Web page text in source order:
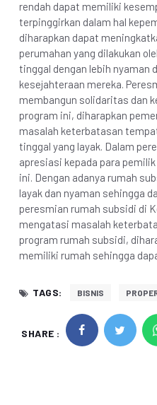
rendah dapat memiliki
terpinggirkan dalam hal
diharapkan dapat
perumahan yang dilakukan
tinggal dengan lebih nyaman
kesejahteraan mereka.
membangun solidaritas dan
program ini, diharapkan
masalah keterbatasan
tinggal yang layak. Dalam
apresiasi kepada para
ini. Dengan adanya rumah
layak dan nyaman sehingga
peresmian rumah subsidi di
mengatasi masalah
program rumah subsidi,
memiliki rumah sehingga
TAGS: BISNIS
SHARE :